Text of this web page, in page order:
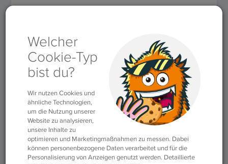
Artikel von: s.meyenburg
Autor:s.meyenburg